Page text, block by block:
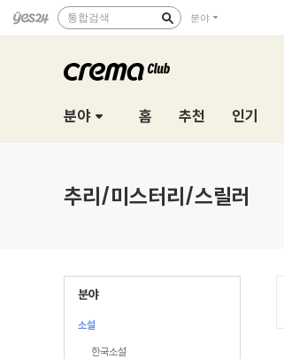
통합검색 분야
분야 홈 추천 인기
추리/미스터리/스릴러
분야
소설
한국소설